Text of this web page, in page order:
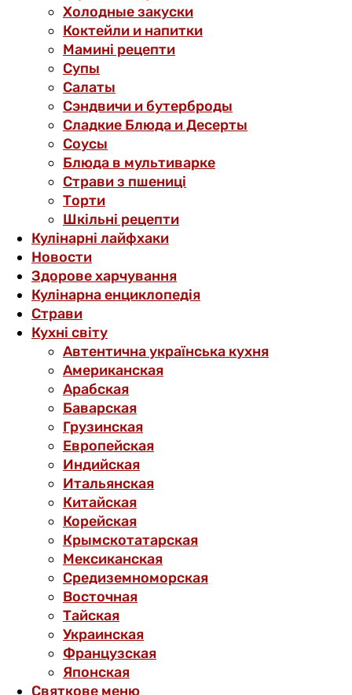
Холодные закуски
Коктейли и напитки
Мамині рецепти
Супы
Салаты
Сэндвичи и бутерброды
Сладкие Блюда и Десерты
Соусы
Блюда в мультиварке
Страви з пшениці
Торти
Шкільні рецепти
Кулінарні лайфхаки
Новости
Здорове харчування
Кулінарна енциклопедія
Страви
Кухні світу
Автентична українська кухня
Американская
Арабская
Баварская
Грузинская
Европейская
Индийская
Итальянская
Китайская
Корейская
Крымскотатарская
Мексиканская
Средиземноморская
Восточная
Тайская
Украинская
Французская
Японская
Святкове меню